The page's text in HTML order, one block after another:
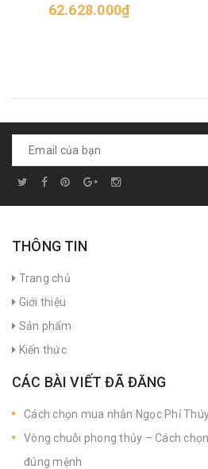
62.628.000₫
THÔNG TIN
Trang chủ
Giới thiệu
Sản phẩm
Kiến thức
CÁC BÀI VIẾT ĐÃ ĐĂNG
Cách chọn mua nhẫn Ngọc Phỉ Thúy
Vòng chuỗi phong thủy – Cách
đúng mệnh